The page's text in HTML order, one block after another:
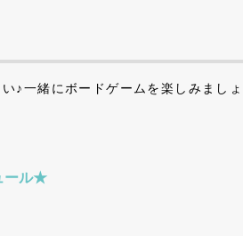
♪一緒にボードゲームを楽しみましょ
ール★